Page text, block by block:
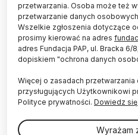
Krzysztof Ciunel
zagospodarowania
estrów metylowych oleju
rzepakowych,
oleju, oraz fazy
procesu estryfikacji.
nasion rzepaku, podczas
przetwarzania. Osoba może też
przetwarzanie danych
Wszelkie zgłoszenia dotyczące
prosimy kierować na adres
adres Fundacja PAP, ul. Bracka 6/
dopiskiem "ochrona danych
Więcej o zasadach
przysługujących Użytkownikowi
Polityce prywatności. Dowiedz
Wyrażam